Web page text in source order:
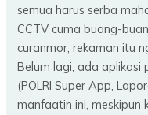
semua harus serba
CCTV cuma buang-
curanmor, rekaman itu
Belum lagi, ada aplikasi
(POLRI Super App,
manfaatin ini, meskipun